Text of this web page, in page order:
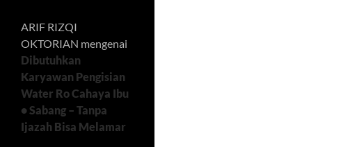
ARIF RIZQI
OKTORIAN mengenai
Dibutuhkan
Karyawan Pengisian
Water Ro Cahaya Ibu
• Sabang – Tanpa
Ijazah Bisa Melamar